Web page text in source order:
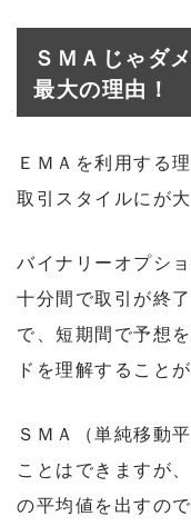
ＳＭＡじゃダ
最大の理由！
ＥＭＡを利用する
取引スタイルにが
バイナリーオプシ
十分間で取引が終
で、短期間で予想
ドを理解すること
ＳＭＡ（単純移動
ことはできますが
の平均値を出すの